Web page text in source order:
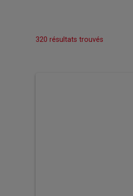
320 résultats trouvés